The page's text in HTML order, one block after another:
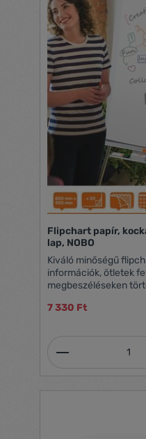
Flipchart papír,
lap, NOBO
Kiváló minőségű
információk, ötletek
megbeszéléseken
könnyen letéphető,
7 330 Ft